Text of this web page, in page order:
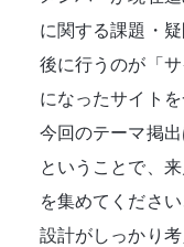
に関する課題・
後に行うのが「
になったサイト
今回のテーマ掲出
ということで、
を集めてくださ
設計がしっかり